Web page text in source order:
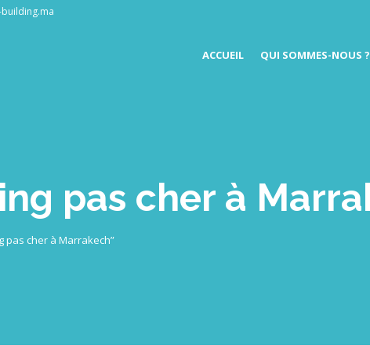
ACCUEIL QUI SOMMES-NOUS ?
pas cher à
pas cher à Marrakech”